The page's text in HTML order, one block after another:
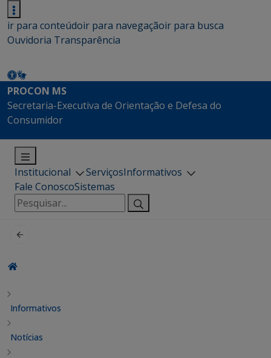
ir para conteúdoir para navegaçãoir para busca
Ouvidoria Transparência
PROCON MS
Secretaria-Executiva de Orientação e Defesa do
Consumidor
Institucional ServiçosInformativos
Fale ConoscoSistemas
Pesquisar
por:
Informativos
Notícias